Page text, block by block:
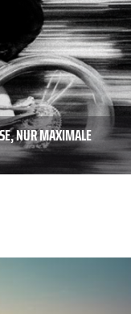
NUR MAXIMALE